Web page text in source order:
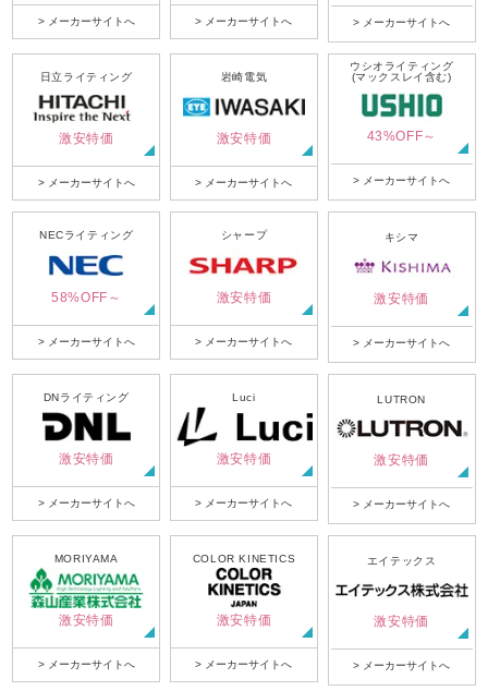
> メーカーサイトへ > メーカーサイトへ > メーカーサイトへ
日立ライティング
激安特価
> メーカーサイトへ
岩崎電気
激安特価
> メーカーサイトへ
ウシオライティング
(マックスレイ含む)
43%OFF～
> メーカーサイトへ
NECライティング
58%OFF～
> メーカーサイトへ
シャープ
激安特価
> メーカーサイトへ
キシマ
激安特価
> メーカーサイトへ
DNライティング
激安特価
> メーカーサイトへ
Luci
激安特価
> メーカーサイトへ
LUTRON
激安特価
> メーカーサイトへ
MORIYAMA
激安特価
> メーカーサイトへ
COLOR KINETICS
激安特価
> メーカーサイトへ
エイテックス
激安特価
> メーカーサイトへ